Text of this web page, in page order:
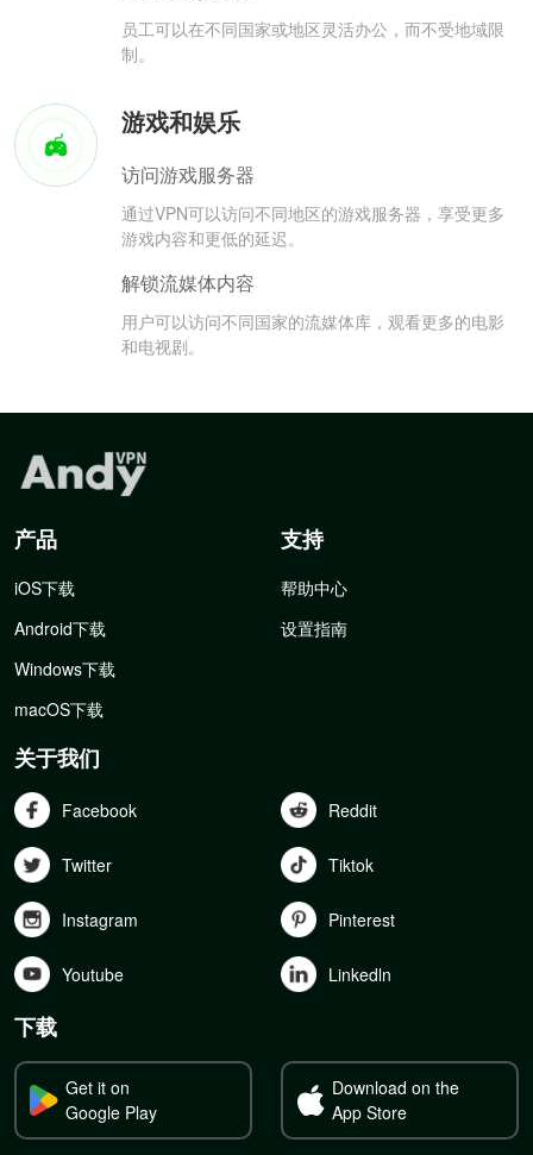
员工可以在不同国家或地区灵活办公，而不受地域限
制。
游戏和娱乐
访问游戏服务器
通过VPN可以访问不同地区的游戏服务器，享受更多
游戏内容和更低的延迟。
解锁流媒体内容
用户可以访问不同国家的流媒体库，观看更多的电影
和电视剧。
产品
iOS下载
Android下载
Windows下载
macOS下载
支持
帮助中心
设置指南
关于我们
Facebook Reddit
Twitter Tiktok
Instagram Pinterest
Youtube Linkedln
下载
Get it on
Google Play
Download on the
App Store